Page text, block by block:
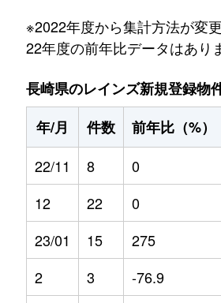
※2022年度から集計方法が変
22年度の前年比データはあり
長崎県のレインズ新規登録物
年/月
件数 前年比（%）
22/11
8 0
12
22 0
23/01
15 275
2
3 -76.9